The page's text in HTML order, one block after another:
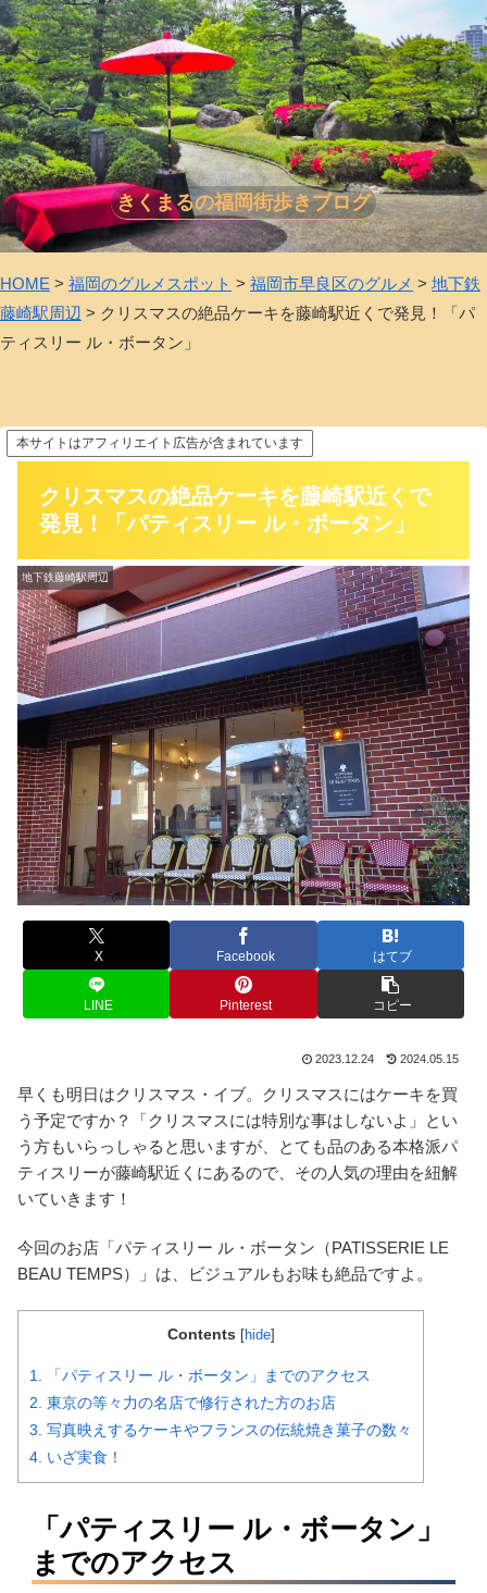
きくまるの福岡街歩きブログ
HOME > 福岡のグルメスポット > 福岡市早良区のグルメ > 地下鉄
藤崎駅周辺 > クリスマスの絶品ケーキを藤崎駅近くで発見！「パ
ティスリー ル・ボータン」
本サイトはアフィリエイト広告が含まれています
クリスマスの絶品ケーキを藤崎駅近くで
発見！「パティスリー ル・ボータン」
地下鉄藤崎駅周辺
X Facebook はてブ
LINE Pinterest コピー
2023.12.24 2024.05.15
早くも明日はクリスマス・イブ。クリスマスにはケーキを買
う予定ですか？「クリスマスには特別な事はしないよ」とい
う方もいらっしゃると思いますが、とても品のある本格派パ
ティスリーが藤崎駅近くにあるので、その人気の理由を紐解
いていきます！
今回のお店「パティスリー ル・ボータン（PATISSERIE LE
BEAU TEMPS）」は、ビジュアルもお味も絶品ですよ。
Contents [hide]
1.
「パティスリー ル・ボータン」までのアクセス
2. 東京の等々力の名店で修行された方のお店
3. 写真映えするケーキやフランスの伝統焼き菓子の数々
4. いざ実食！
「パティスリー ル・ボータン」
までのアクセス